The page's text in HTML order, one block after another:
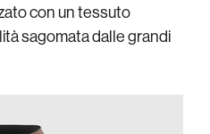
con un tessuto
sagomata dalle grandi